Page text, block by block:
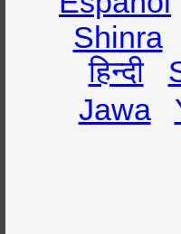
Shinra
हिन्दी
Jawa